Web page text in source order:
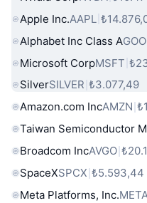
Apple Inc.AAPL
Alphabet Inc Class A
Microsoft CorpMSFT
SilverSILVER ₺3.077,49
Amazon.com IncAMZN
Taiwan Semiconductor
Broadcom IncAVGO
SpaceXSPCX ₺5.593,44
Meta Platforms, Inc.